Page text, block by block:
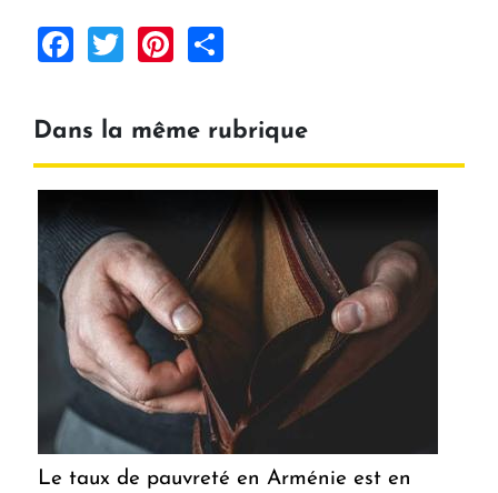
Facebook
TwitterPinterest
Dans la même rubrique
Le taux de pauvreté en Arménie est en